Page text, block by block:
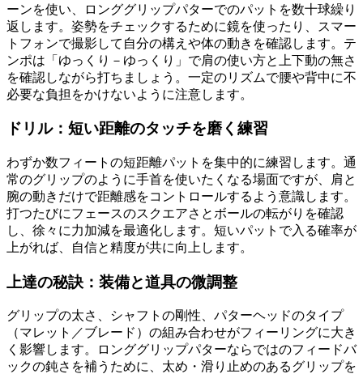
ーンを使い、ロンググリップパターでのパットを数十球繰り
返します。姿勢をチェックするために鏡を使ったり、スマー
トフォンで撮影して自分の構えや体の動きを確認します。テ
ンポは「ゆっくり－ゆっくり」で肩の使い方と上下動の無さ
を確認しながら打ちましょう。一定のリズムで腰や背中に不
必要な負担をかけないように注意します。
ドリル：短い距離のタッチを磨く練習
わずか数フィートの短距離パットを集中的に練習します。通
常のグリップのように手首を使いたくなる場面ですが、肩と
腕の動きだけで距離感をコントロールするよう意識します。
打つたびにフェースのスクエアさとボールの転がりを確認
し、徐々に力加減を最適化します。短いパットで入る確率が
上がれば、自信と精度が共に向上します。
上達の秘訣：装備と道具の微調整
グリップの太さ、シャフトの剛性、パターヘッドのタイプ
（マレット／ブレード）の組み合わせがフィーリングに大き
く影響します。ロンググリップパターならではのフィードバ
ックの鈍さを補うために、太め・滑り止めのあるグリップを